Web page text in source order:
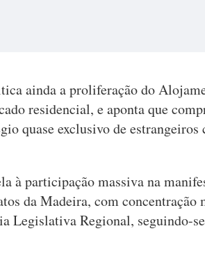
ainda a proliferação do
residencial, e aponta que
quase exclusivo de estrangeiros
à participação massiva na
da Madeira, com concentração
Legislativa Regional, seguindo-